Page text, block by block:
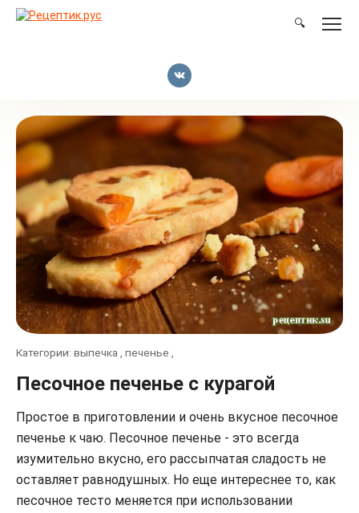
Перейти
🔍
Категории: выпечка , печенье ,
Песочное печенье с курагой
Простое в приготовлении и очень вкусное песочное
печенье к чаю. Песочное печенье - это всегда
изумительно вкусно, его рассыпчатая сладость не
оставляет равнодушных. Но еще интереснее то, как
песочное тесто меняется при использовании